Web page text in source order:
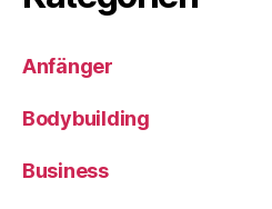
Anfänger
Bodybuilding
Business